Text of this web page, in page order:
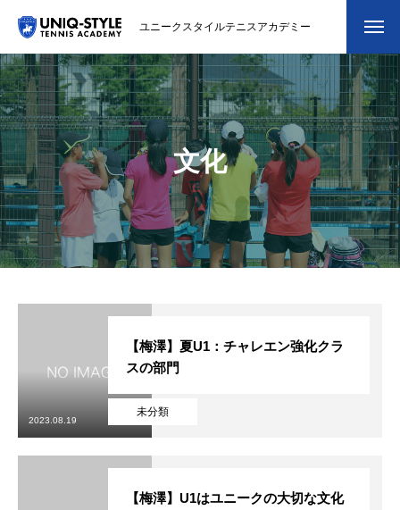
ユニークスタイルテニスアカデミー
初めての方
システム・クラス・料金
スクール紹介・コーチ紹介
大会・イベント
ブログ
会員専用ページ
システム・クラス・料金
文化
未分類
【梅澤】夏U1：チャレエン強化クラ
スの部門
2023.08.19
【梅澤】U1はユニークの大切な文化